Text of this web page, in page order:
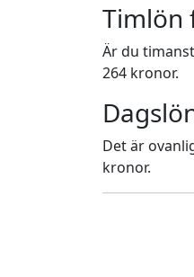
Timlön
Är du
264 kronor.
Det är
kronor.